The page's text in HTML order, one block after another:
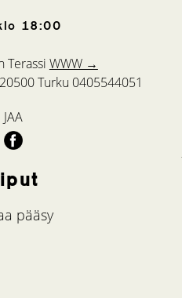
18:00
Terassi WWW →
Turku 0405544051
JAA
pääsy